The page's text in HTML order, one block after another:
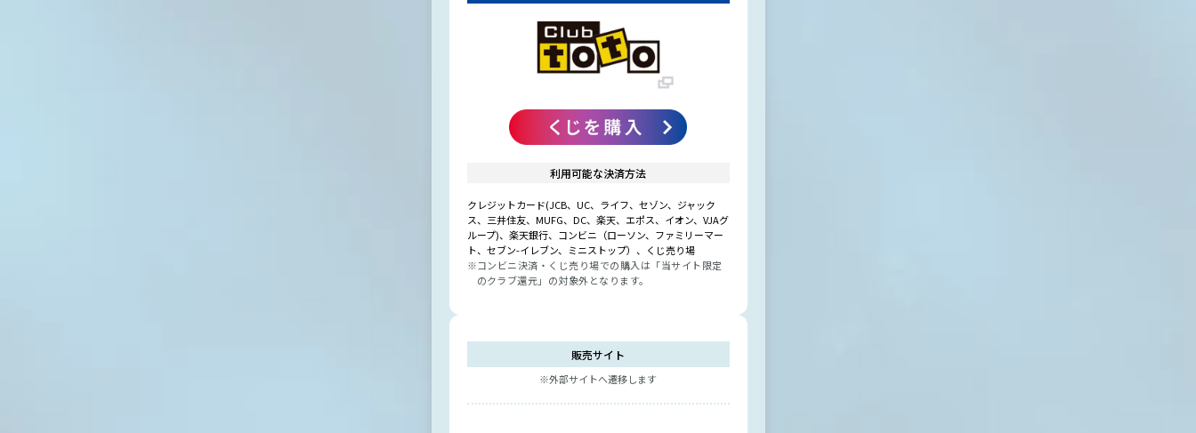
利用可能な決済方法
クレジットカード(JCB、UC、ライフ、セゾン、ジャック
ス、三井住友、MUFG、DC、楽天、エポス、イオン、VJAグ
ループ)、楽天銀行、コンビニ（ローソン、ファミリーマー
ト、セブン-イレブン、ミニストップ）、くじ売り場
※コンビニ決済・くじ売り場での購入は「当サイト限定
のクラブ還元」の対象外となります。
販売サイト
※外部サイトへ遷移します